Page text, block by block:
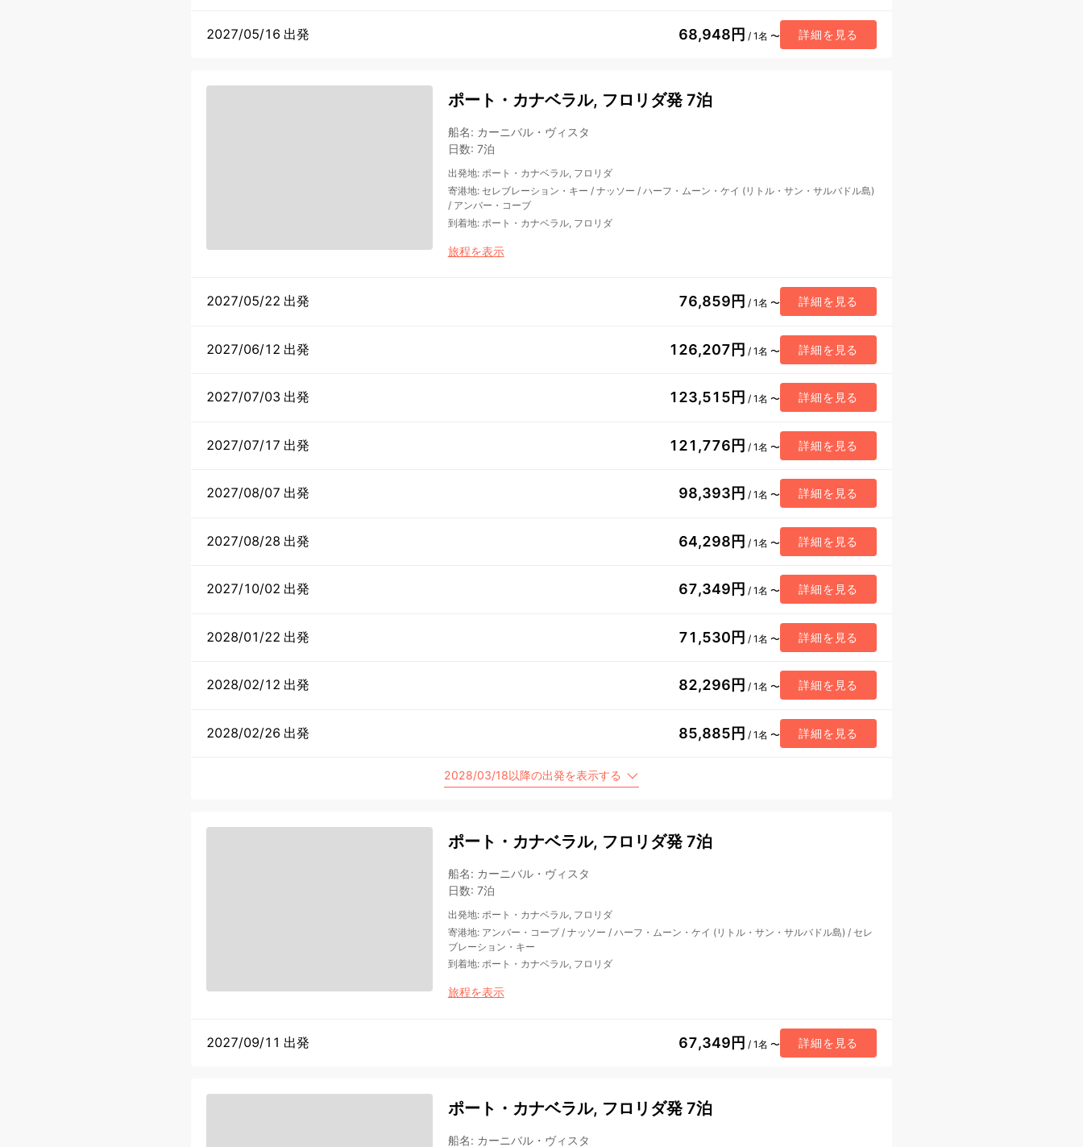
2027/05/16 出発 68,948円 / 1名 〜 詳細を見る
ポート・カナベラル, フロリダ発 7泊
船名: カーニバル・ヴィスタ
日数: 7泊
出発地: ポート・カナベラル, フロリダ
寄港地: セレブレーション・キー / ナッソー / ハーフ・ムーン・ケイ (リトル・サン・サルバドル島)
/ アンバー・コーブ
到着地: ポート・カナベラル, フロリダ
旅程を表示
2027/05/22 出発 76,859円 / 1名 〜 詳細を見る
2027/06/12 出発 126,207円 / 1名 〜 詳細を見る
2027/07/03 出発 123,515円 / 1名 〜 詳細を見る
2027/07/17 出発 121,776円 / 1名 〜 詳細を見る
2027/08/07 出発 98,393円 / 1名 〜 詳細を見る
2027/08/28 出発 64,298円 / 1名 〜 詳細を見る
2027/10/02 出発 67,349円 / 1名 〜 詳細を見る
2028/01/22 出発 71,530円 / 1名 〜 詳細を見る
2028/02/12 出発 82,296円 / 1名 〜 詳細を見る
2028/02/26 出発 85,885円 / 1名 〜 詳細を見る
2028/03/18以降の出発を表示する
ポート・カナベラル, フロリダ発 7泊
船名: カーニバル・ヴィスタ
日数: 7泊
出発地: ポート・カナベラル, フロリダ
寄港地: アンバー・コーブ/ ナッソー / ハーフ・ムーン・ケイ (リトル・サン・サルバドル島) / セレ
ブレーション・キー
到着地: ポート・カナベラル, フロリダ
旅程を表示
2027/09/11 出発 67,349円 / 1名 〜 詳細を見る
ポート・カナベラル, フロリダ発 7泊
船名: カーニバル・ヴィスタ